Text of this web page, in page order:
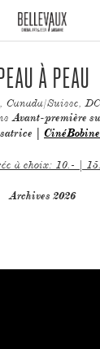
À PEAU
Canada/Suisse,
Avant-première
|
à choix: 10.- |
Archives 2026